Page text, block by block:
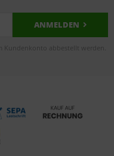
ANMELDEN
abbestellt werden.